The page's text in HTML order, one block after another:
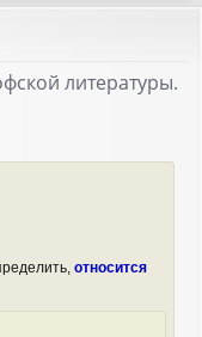
р
литературы.
относится